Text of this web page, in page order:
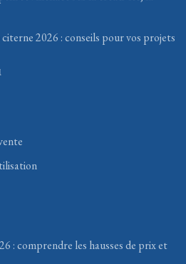
2026 : conseils pour vos projets
: comprendre les hausses de prix et